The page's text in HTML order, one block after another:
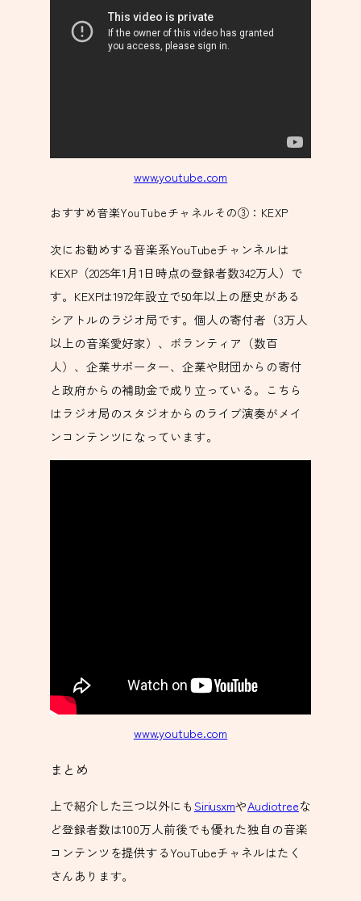
www.youtube.com
おすすめ音楽YouTubeチャネルその③：KEXP
次にお勧めする音楽系YouTubeチャンネルは
KEXP（2025年1月1日時点の登録者数342万人）で
す。KEXPは1972年設立で50年以上の歴史がある
シアトルのラジオ局です。個人の寄付者（3万人
以上の音楽愛好家）、ボランティア（数百
人）、企業サポーター、企業や財団からの寄付
と政府からの補助金で成り立っている。こちら
はラジオ局のスタジオからのライブ演奏がメイ
ンコンテンツになっています。
www.youtube.com
まとめ
上で紹介した三つ以外にも SiriusxmやAudiotreeな
ど登録者数は100万人前後でも優れた独自の音楽
コンテンツを提供するYouTubeチャネルはたく
さんあります。